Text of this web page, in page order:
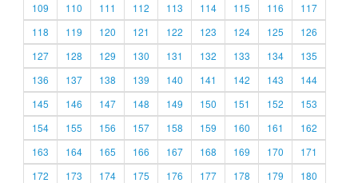
109
110 111 112 113 114 115 116
117
118
119 120 121 122 123 124 125
126
127
128 129 130 131 132 133 134
135
136
137 138 139 140 141 142 143
144
145
146 147 148 149 150 151 152
153
154
155 156 157 158 159 160 161
162
163
164 165 166 167 168 169 170
171
172
173 174 175 176 177 178 179
180